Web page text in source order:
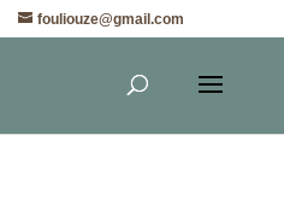
fouliouze@gmail.com